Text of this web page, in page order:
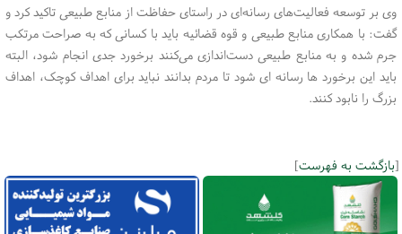
وی بر توسعه فعالیت‌های رسانه‌ای در راستای حفاظت از منابع طبیعی تاکید کرد و
گفت: با همکاری منابع طبیعی و قوه قضائیه باید با کسانی که به صراحت مرتکب
جرم شده و به منابع طبیعی دست‌اندازی می‌کنند برخورد جدی انجام شود، البته
باید این برخورد ها رسانه ای شود تا مردم بدانند نباید برای اهداف کوچک، اهداف
بزرگ را نابود کنند.
[بازگشت به فهرست]